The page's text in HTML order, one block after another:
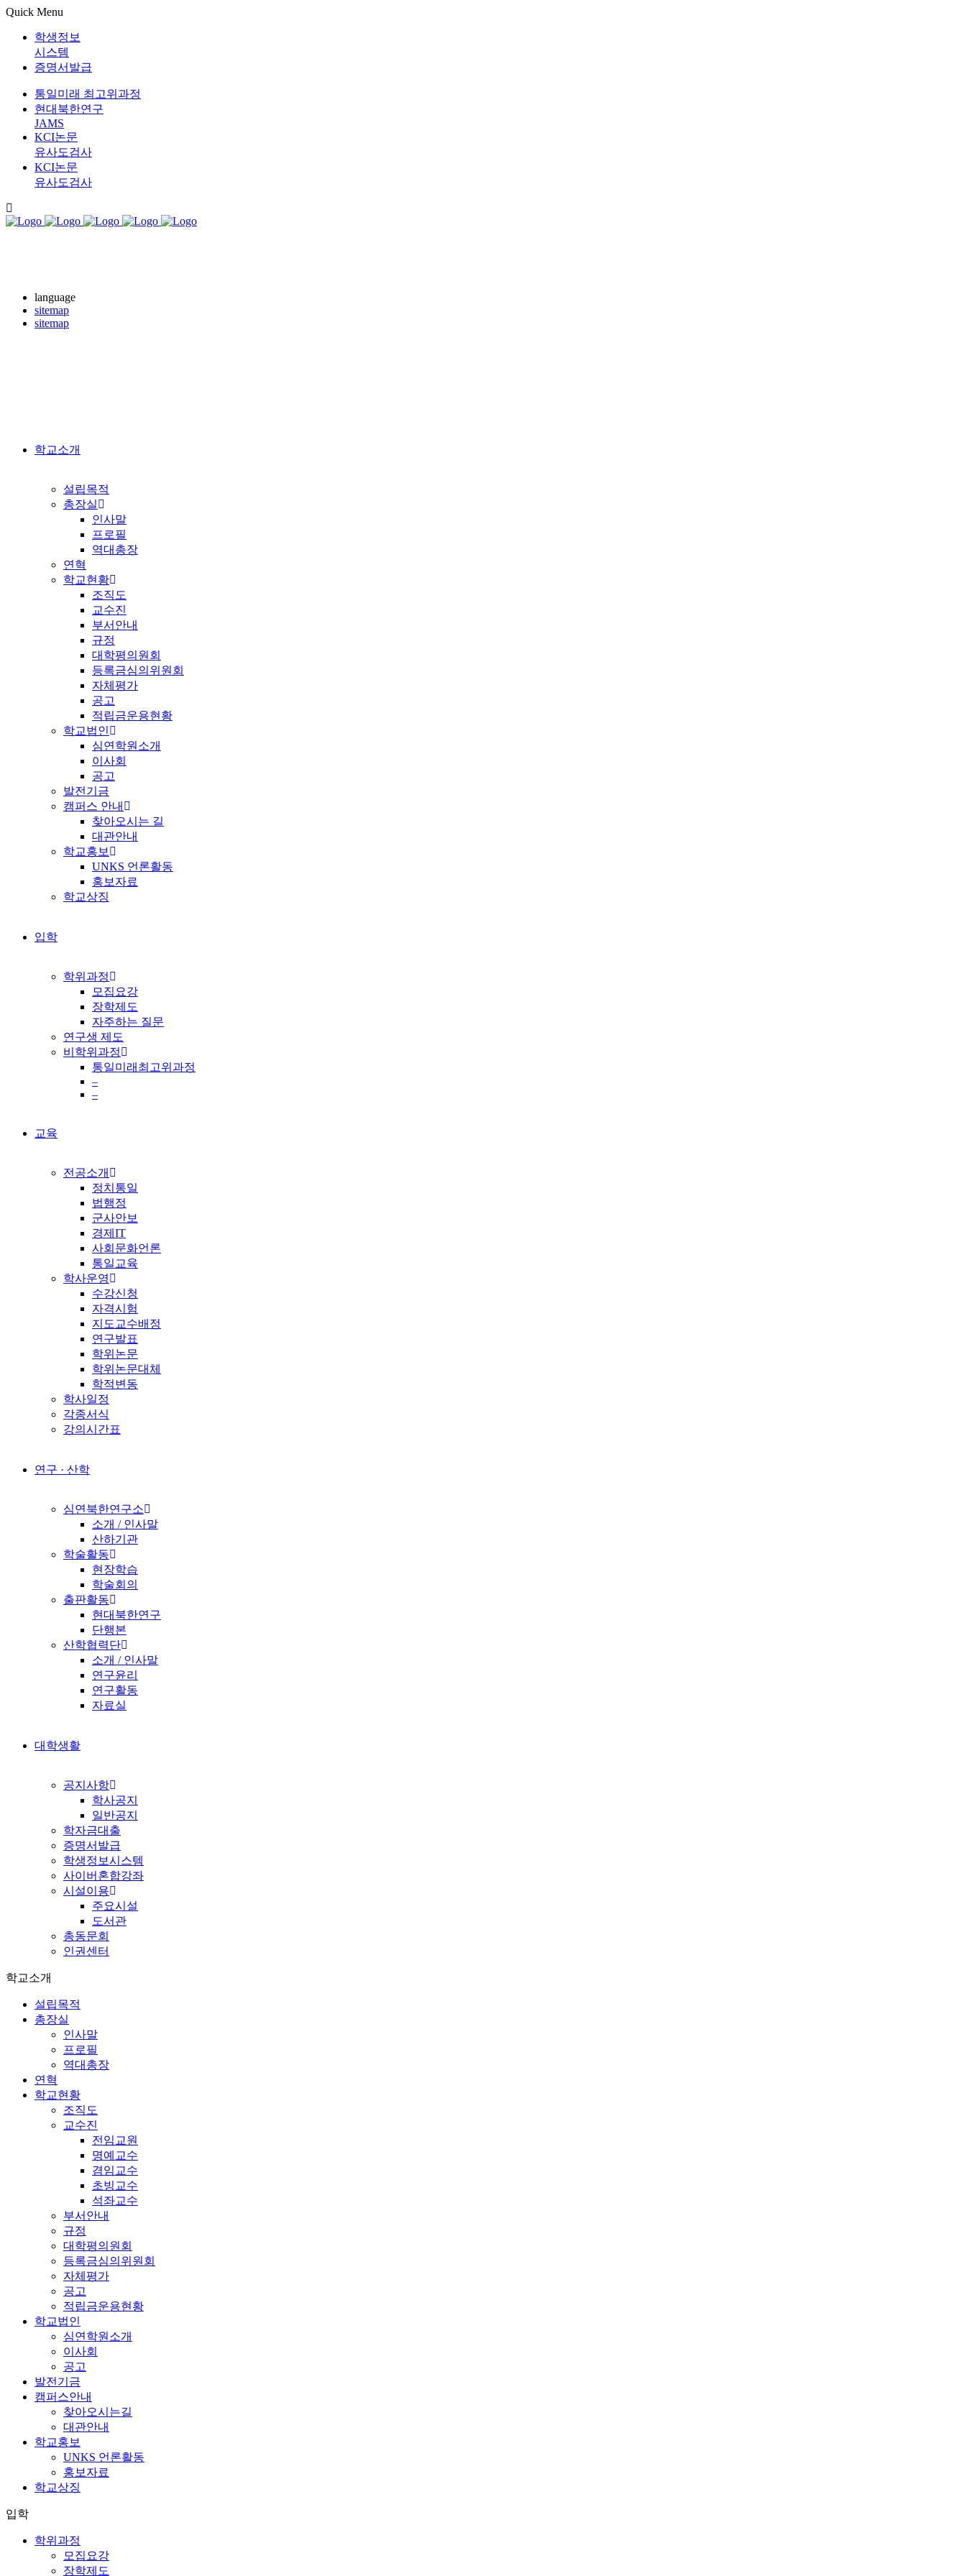
Quick Menu
학생정보
시스템
증명서발급
통일미래 최고위과정
현대북한연구
JAMS
KCI논문
유사도검사
KCI논문
유사도검사
language
sitemap
sitemap
학교소개
설립목적
총장실
인사말
프로필
역대총장
연혁
학교현황
조직도
교수진
부서안내
규정
대학평의원회
등록금심의위원회
자체평가
공고
적립금운용현황
학교법인
심연학원소개
이사회
공고
발전기금
캠퍼스 안내
찾아오시는 길
대관안내
학교홍보
UNKS 언론활동
홍보자료
학교상징
입학
학위과정
모집요강
장학제도
자주하는 질문
연구생 제도
비학위과정
통일미래최고위과정
–
–
교육
전공소개
정치통일
법행정
군사안보
경제IT
사회문화언론
통일교육
학사운영
수강신청
자격시험
지도교수배정
연구발표
학위논문
학위논문대체
학적변동
학사일정
각종서식
강의시간표
연구 · 산학
심연북한연구소
소개 / 인사말
산하기관
학술활동
현장학습
학술회의
출판활동
현대북한연구
단행본
산학협력단
소개 / 인사말
연구윤리
연구활동
자료실
대학생활
공지사항
학사공지
일반공지
학자금대출
증명서발급
학생정보시스템
사이버혼합강좌
시설이용
주요시설
도서관
총동문회
인권센터
학교소개
설립목적
총장실
인사말
프로필
역대총장
연혁
학교현황
조직도
교수진
전임교원
명예교수
겸임교수
초빙교수
석좌교수
부서안내
규정
대학평의원회
등록금심의위원회
자체평가
공고
적립금운용현황
학교법인
심연학원소개
이사회
공고
발전기금
캠퍼스안내
찾아오시는길
대관안내
학교홍보
UNKS 언론활동
홍보자료
학교상징
입학
학위과정
모집요강
장학제도